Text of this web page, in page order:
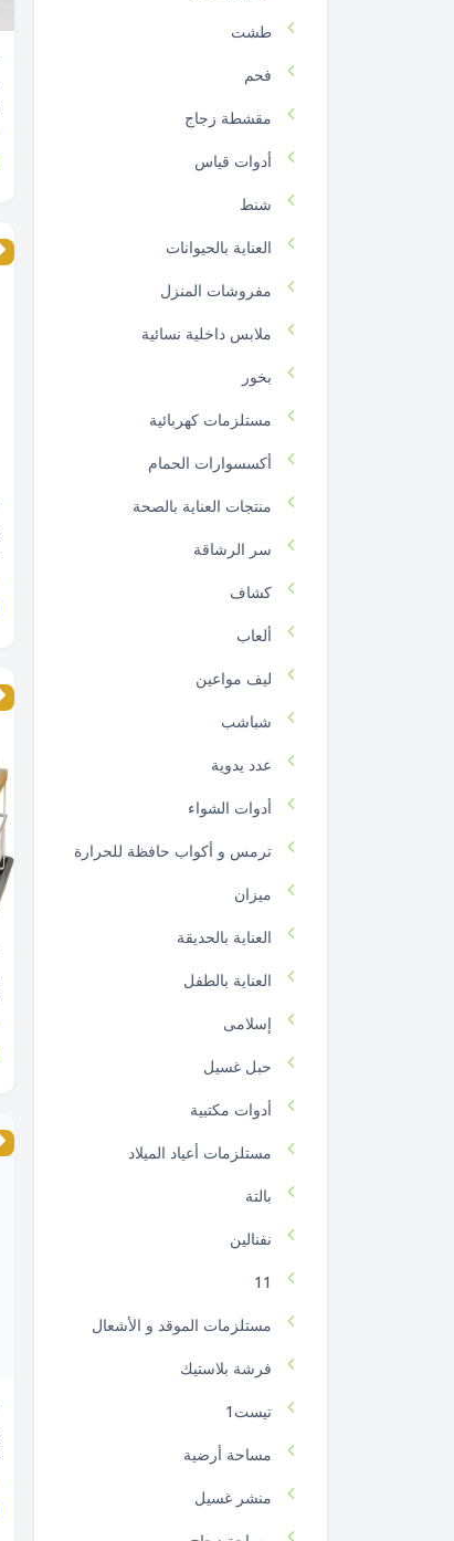
طشت
فحم
مقشطة زجاج
أدوات قياس
شنط
العناية بالحيوانات
مفروشات المنزل
ملابس داخلية نسائية
بخور
مستلزمات كهربائية
أكسسوارات الحمام
منتجات العناية بالصحة
سر الرشاقة
كشاف
ألعاب
ليف مواعين
شباشب
عدد يدوية
أدوات الشواء
ترمس و أكواب حافظة للحرارة
ميزان
العناية بالحديقة
العناية بالطفل
إسلامى
حبل غسيل
أدوات مكتبية
مستلزمات أعياد الميلاد
بالتة
نفنالين
11
مستلزمات الموقد و الأشعال
فرشة بلاستيك
تيست1
مساحة أرضية
منشر غسيل